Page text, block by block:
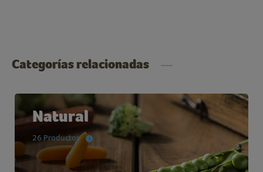
Categorías relacionadas
Natural
26 Productos